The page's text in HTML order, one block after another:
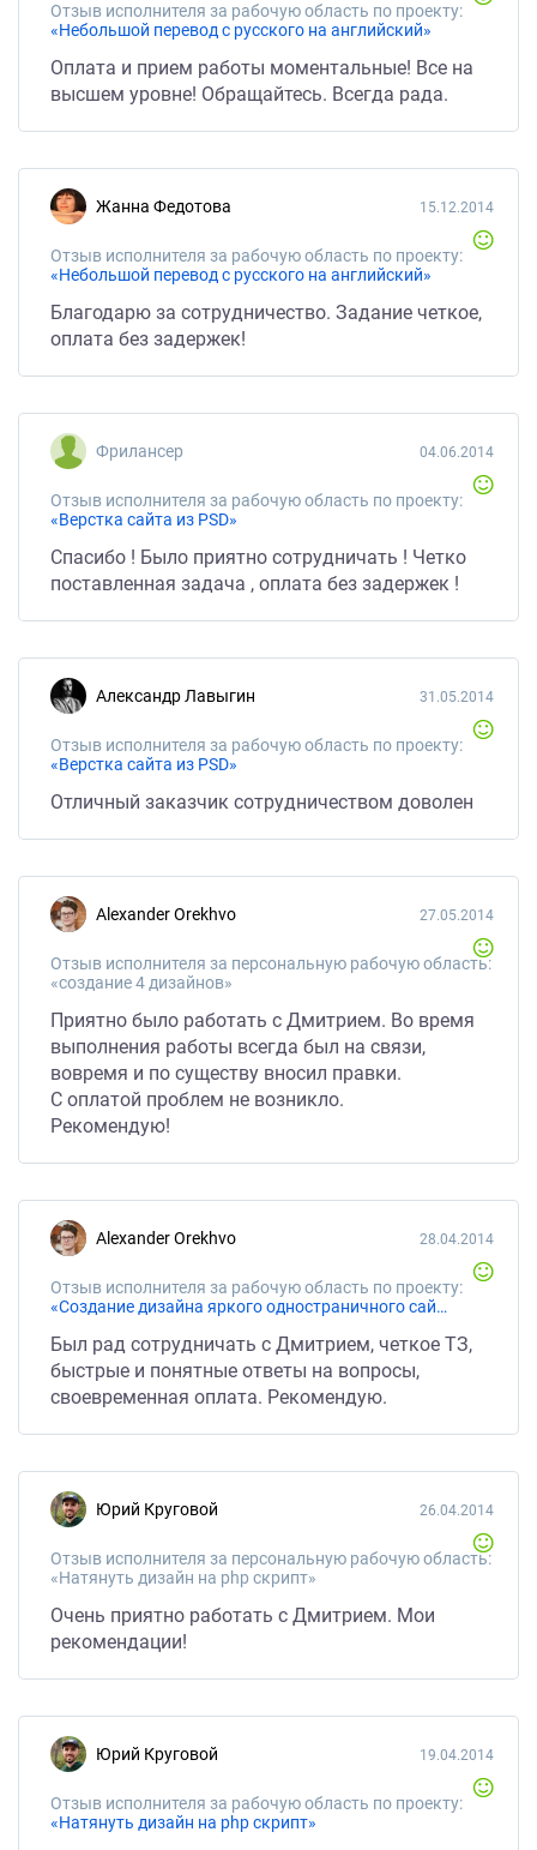
Отзыв исполнителя за рабочую область по проекту:
«Небольшой перевод с русского на английский»
Оплата и прием работы моментальные! Все на
высшем уровне! Обращайтесь. Всегда рада.
Жанна Федотова
Отзыв исполнителя за рабочую область по проекту:
«Небольшой перевод с русского на английский»
15.12.2014
Благодарю за сотрудничество. Задание четкое,
оплата без задержек!
Фрилансер
Отзыв исполнителя за рабочую область по проекту:
«Верстка сайта из PSD»
04.06.2014
Спасибо ! Было приятно сотрудничать ! Четко
поставленная задача , оплата без задержек !
Александр Лавыгин
Отзыв исполнителя за рабочую область по проекту:
«Верстка сайта из PSD»
31.05.2014
Отличный заказчик сотрудничеством доволен
Alexander Orekhvo
Отзыв исполнителя за персональную рабочую область:
«создание 4 дизайнов»
27.05.2014
Приятно было работать с Дмитрием. Во время
выполнения работы всегда был на связи,
вовремя и по существу вносил правки.
С оплатой проблем не возникло.
Рекомендую!
Alexander Orekhvo
Отзыв исполнителя за рабочую область по проекту:
«Создание дизайна яркого одностраничного сайта.»
28.04.2014
Был рад сотрудничать с Дмитрием, четкое ТЗ,
быстрые и понятные ответы на вопросы,
своевременная оплата. Рекомендую.
Юрий Круговой
Отзыв исполнителя за персональную рабочую область:
«Натянуть дизайн на php скрипт»
26.04.2014
Очень приятно работать с Дмитрием. Мои
рекомендации!
Юрий Круговой
Отзыв исполнителя за рабочую область по проекту:
«Натянуть дизайн на php скрипт»
19.04.2014